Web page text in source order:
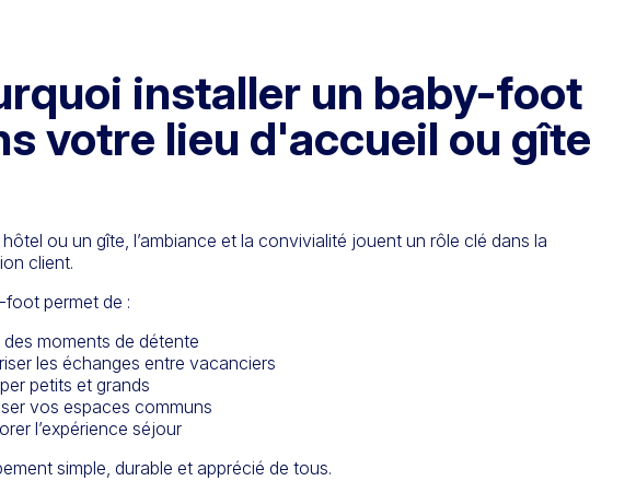
installer un baby-foot
votre lieu d'accueil ou gîte
ou un gîte, l’ambiance et la convivialité jouent un rôle clé dans la
client.
foot permet de :
des moments de détente
les échanges entre vacanciers
petits et grands
vos espaces communs
l’expérience séjour
simple, durable et apprécié de tous.